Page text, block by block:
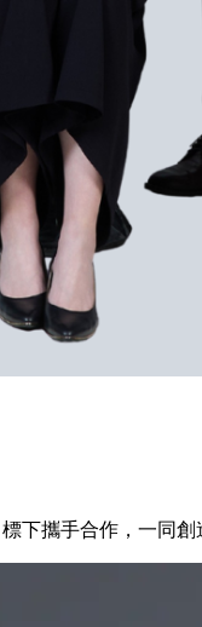
攜手合作，一同